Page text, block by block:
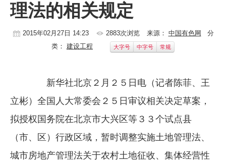
有色市场
科技
企业文化
《资源再生》杂志
行情报价
理法的相关规定
2015年02月27日 14:23 2883次浏览 来源： 中国有色网 分
类： 建设工程 大字号 中字号 常规
新华社北京２月２５日电（记者陈菲、王
立彬）全国人大常委会２５日审议相关决定草案，
拟授权国务院在北京市大兴区等３３个试点县
（市、区）行政区域，暂时调整实施土地管理法、
城市房地产管理法关于农村土地征收、集体经营性